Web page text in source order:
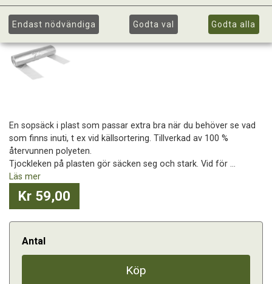
En sopsäck i plast som passar extra bra när du behöver se vad
som finns inuti, t ex vid källsortering. Tillverkad av 100 %
återvunnen polyeten.
Tjockleken på plasten gör säcken seg och stark. Vid för ...
Läs mer
Kr 59,00
Antal
Köp
Endast nödvändiga Godta val Godta alla